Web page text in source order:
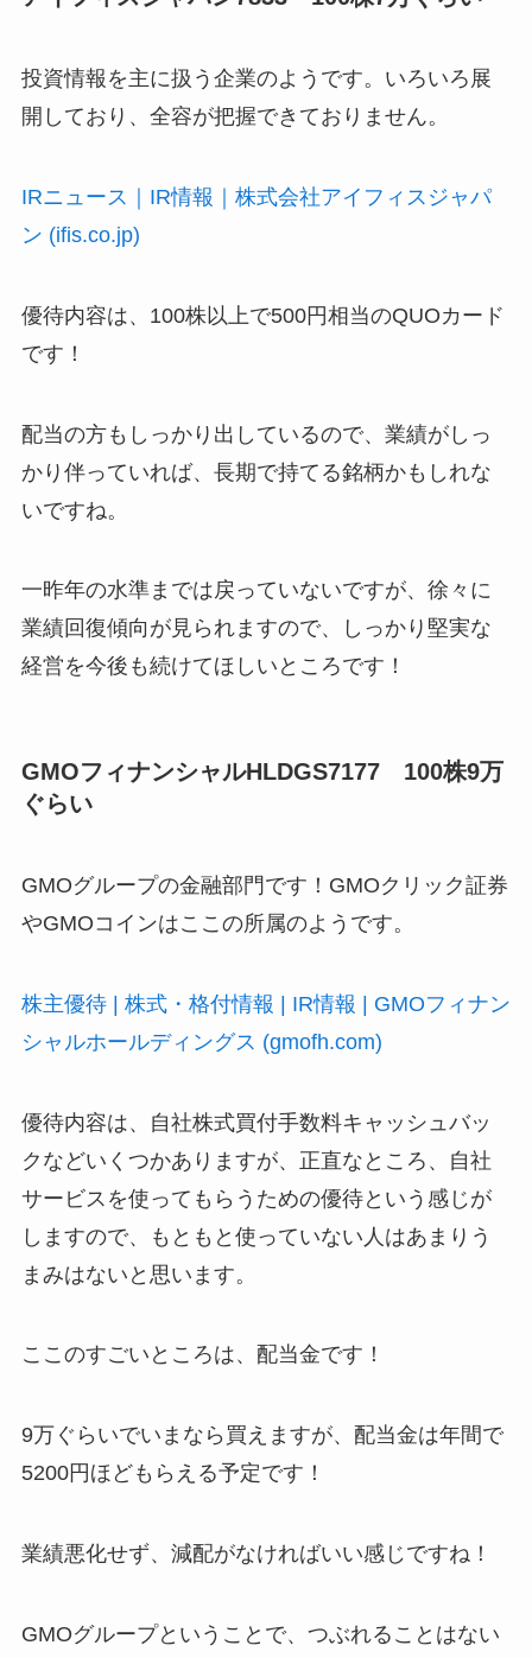
投資情報を主に扱う企業のようです。いろいろ展
開しており、全容が把握できておりません。
IRニュース｜IR情報｜株式会社アイフィスジャパ
ン (ifis.co.jp)
優待内容は、100株以上で500円相当のQUOカード
です！
配当の方もしっかり出しているので、業績がしっ
かり伴っていれば、長期で持てる銘柄かもしれな
いですね。
一昨年の水準までは戻っていないですが、徐々に
業績回復傾向が見られますので、しっかり堅実な
経営を今後も続けてほしいところです！
GMOフィナンシャルHLDGS7177 100株9万
ぐらい
GMOグループの金融部門です！GMOクリック証券
やGMOコインはここの所属のようです。
株主優待 | 株式・格付情報 | IR情報 | GMOフィナン
シャルホールディングス (gmofh.com)
優待内容は、自社株式買付手数料キャッシュバッ
クなどいくつかありますが、正直なところ、自社
サービスを使ってもらうための優待という感じが
しますので、もともと使っていない人はあまりう
まみはないと思います。
ここのすごいところは、配当金です！
9万ぐらいでいまなら買えますが、配当金は年間で
5200円ほどもらえる予定です！
業績悪化せず、減配がなければいい感じですね！
GMOグループということで、つぶれることはない